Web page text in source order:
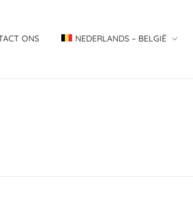
ONS NEDERLANDS – BELGIË